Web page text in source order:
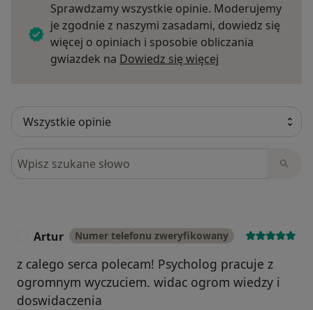
Sprawdzamy wszystkie opinie. Moderujemy
je zgodnie z naszymi zasadami, dowiedz się
więcej o opiniach i sposobie obliczania
gwiazdek na Dowiedz się więcej
Szukaj w opiniach
Artur Numer telefonu zweryfikowany
z calego serca polecam! Psycholog pracuje z
ogromnym wyczuciem. widac ogrom wiedzy i
doswidaczenia